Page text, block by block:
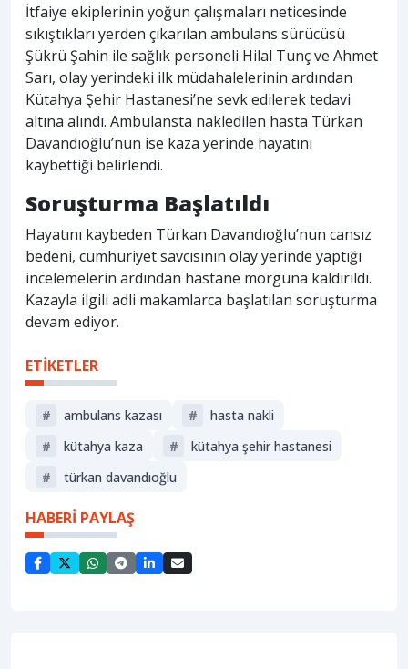
İtfaiye ekiplerinin yoğun çalışmaları neticesinde
sıkıştıkları yerden çıkarılan ambulans sürücüsü
Şükrü Şahin ile sağlık personeli Hilal Tunç ve Ahmet
Sarı, olay yerindeki ilk müdahalelerinin ardından
Kütahya Şehir Hastanesi’ne sevk edilerek tedavi
altına alındı. Ambulansta nakledilen hasta Türkan
Davandıoğlu’nun ise kaza yerinde hayatını
kaybettiği belirlendi.
Soruşturma Başlatıldı
Hayatını kaybeden Türkan Davandıoğlu’nun cansız
bedeni, cumhuriyet savcısının olay yerinde yaptığı
incelemelerin ardından hastane morguna kaldırıldı.
Kazayla ilgili adli makamlarca başlatılan soruşturma
devam ediyor.
ETİKETLER
# ambulans kazası #
hasta nakli
#
kütahya kaza #
kütahya şehir hastanesi
#
türkan davandıoğlu
HABERİ PAYLAŞ